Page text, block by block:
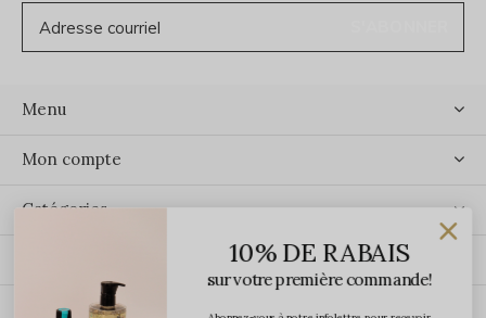
Menu
Mon compte
Catégories
10% DE RABAIS
sur votre première commande!